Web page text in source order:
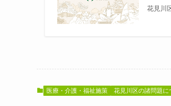
花見川
医療・介護・福祉施策 花見川区の諸問題に